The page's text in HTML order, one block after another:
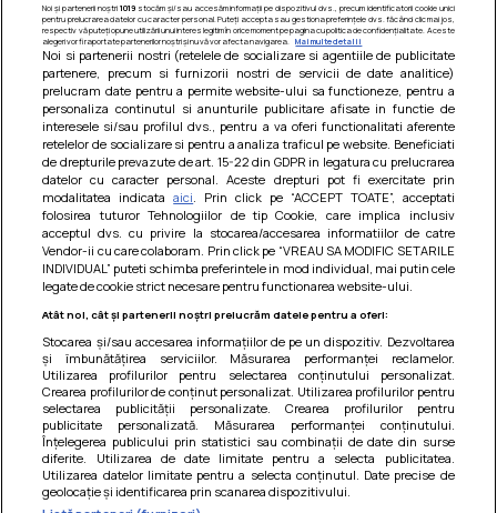
Barcute din vinete cu arpagic rosu
Un deliciu usor de preparat!
Noi și partenerii noștri 1019stocăm și/sau accesăm informații pe dispozitivul dvs., precum identificatorii cookie unici
pentru prelucrarea datelor cu caracter personal. Puteți accepta sau gestiona preferințele dvs. făcând clic mai jos,
respectiv vă puteți opune utilizării unui interes legitim în orice moment pe pagina cu politica de confidențialitate. Aceste
alegeri vor fi raportate partenerilor noștri și nu vă vor afecta navigarea.
Mai multe detalii
Noi si partenerii nostri (retelele de socializare si agentiile de publicitate
partenere, precum si furnizorii nostri de servicii de date analitice)
prelucram date pentru a permite website-ului sa functioneze, pentru a
personaliza continutul si anunturile publicitare afisate in functie de
interesele si/sau profilul dvs., pentru a va oferi functionalitati aferente
retelelor de socializare si pentru a analiza traficul pe website. Beneficiati
de drepturile prevazute de art. 15-22 din GDPR in legatura cu prelucrarea
datelor cu caracter personal. Aceste drepturi pot fi exercitate prin
modalitatea indicataaici . Prin click pe “ACCEPT TOATE”, acceptati
folosirea tuturor Tehnologiilor de tip Cookie, care implica inclusiv
acceptul dvs. cu privire la stocarea/accesarea informatiilor de catre
Vendor-ii cu care colaboram. Prin click pe “VREAU SA MODIFIC SETARILE
INDIVIDUAL” puteti schimba preferintele in mod individual, mai putin cele
legate de cookie strict necesare pentru functionarea website-ului.
Atât noi, cât și partenerii noștri prelucrăm datele pentru a oferi:
Stocarea și/sau accesarea informațiilor de pe un dispozitiv. Dezvoltarea
și îmbunătățirea serviciilor. Măsurarea performanței reclamelor.
Utilizarea profilurilor pentru selectarea conținutului personalizat.
Crearea profilurilor de conținut personalizat. Utilizarea profilurilor pentru
selectarea publicității personalizate. Crearea profilurilor pentru
publicitate personalizată. Măsurarea performanței conținutului.
Înțelegerea publicului prin statistici sau combinații de date din surse
diferite. Utilizarea de date limitate pentru a selecta publicitatea.
Utilizarea datelor limitate pentru a selecta conținutul. Date precise de
geolocație și identificarea prin scanarea dispozitivului.